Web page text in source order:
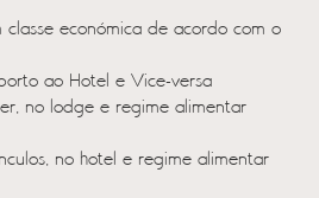
classe económica de acordo com o
ao Hotel e Vice-versa
no lodge e regime alimentar
no hotel e regime alimentar